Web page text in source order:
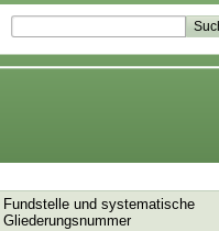
Fundstelle und systematische
Gliederungsnummer